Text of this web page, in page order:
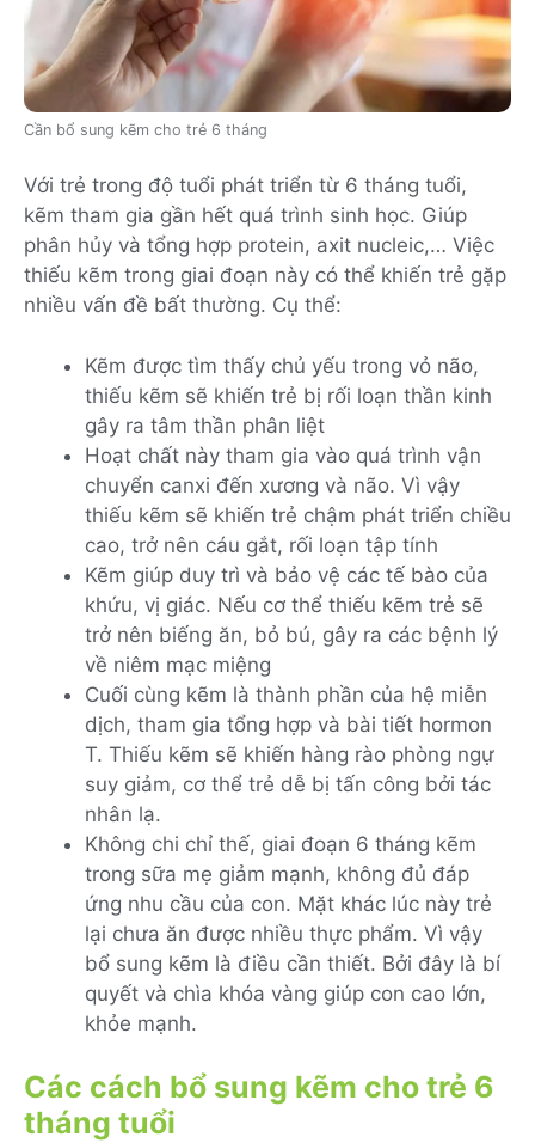
Cần bổ sung kẽm cho trẻ 6 tháng
Với trẻ trong độ tuổi phát triển từ 6 tháng tuổi,
kẽm tham gia gần hết quá trình sinh học. Giúp
phân hủy và tổng hợp protein, axit nucleic,… Việc
thiếu kẽm trong giai đoạn này có thể khiến trẻ gặp
nhiều vấn đề bất thường. Cụ thể:
Kẽm được tìm thấy chủ yếu trong vỏ não,
thiếu kẽm sẽ khiến trẻ bị rối loạn thần kinh
gây ra tâm thần phân liệt
Hoạt chất này tham gia vào quá trình vận
chuyển canxi đến xương và não. Vì vậy
thiếu kẽm sẽ khiến trẻ chậm phát triển chiều
cao, trở nên cáu gắt, rối loạn tập tính
Kẽm giúp duy trì và bảo vệ các tế bào của
khứu, vị giác. Nếu cơ thể thiếu kẽm trẻ sẽ
trở nên biếng ăn, bỏ bú, gây ra các bệnh lý
về niêm mạc miệng
Cuối cùng kẽm là thành phần của hệ miễn
dịch, tham gia tổng hợp và bài tiết hormon
T. Thiếu kẽm sẽ khiến hàng rào phòng ngự
suy giảm, cơ thể trẻ dễ bị tấn công bởi tác
nhân lạ.
Không chi chỉ thế, giai đoạn 6 tháng kẽm
trong sữa mẹ giảm mạnh, không đủ đáp
ứng nhu cầu của con. Mặt khác lúc này trẻ
lại chưa ăn được nhiều thực phẩm. Vì vậy
bổ sung kẽm là điều cần thiết. Bởi đây là bí
quyết và chìa khóa vàng giúp con cao lớn,
khỏe mạnh.
Các cách bổ sung kẽm cho trẻ 6
tháng tuổi